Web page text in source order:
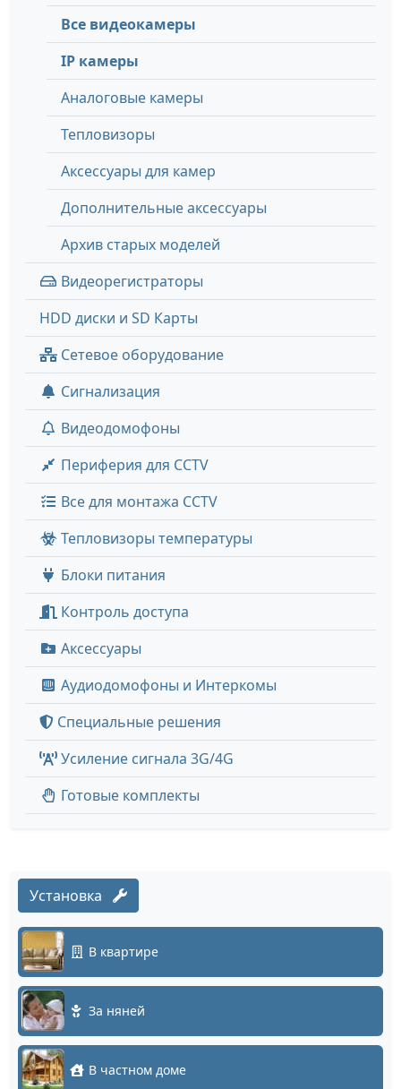
Все видеокамеры
IP камеры
Аналоговые камеры
Тепловизоры
Аксессуары для камер
Дополнительные аксессуары
Архив старых моделей
Видеорегистраторы
HDD диски и SD Карты
Сетевое оборудование
Сигнализация
Видеодомофоны
Периферия для CCTV
Все для монтажа CCTV
Тепловизоры температуры
Блоки питания
Контроль доступа
Аксессуары
Аудиодомофоны и Интеркомы
Специальные решения
Усиление сигнала 3G/4G
Готовые комплекты
Установка
В квартире
За няней
В частном доме